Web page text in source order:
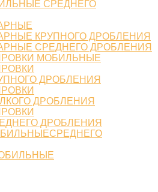
СРЕДНЕГО
КРУПНОГО ДРОБЛЕНИЯ
СРЕДНЕГО ДРОБЛЕНИЯ
МОБИЛЬНЫЕ
ДРОБЛЕНИЯ
ДРОБЛЕНИЯ
ДРОБЛЕНИЯ